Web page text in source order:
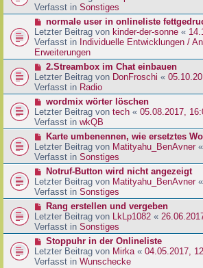
a
g
e
i
r
a
g
u
e
r
B
e
i
r
a
g
Verfasst in Sonstiges
N
e
u
e
r
B
e
i
r
a
g
normale user in onlineliste
Letzter Beitrag von kinder-der-sonne «
Verfasst in Individuelle Entwicklungen /
Erweiterungen
N
e
u
e
r
B
e
t
r
a
g
2.Streambox im Chat einbauen
Letzter Beitrag von DonFroschi «
Verfasst in Radio
N
e
u
e
r
B
e
t
r
a
g
wordmix wörter löschen
Letzter Beitrag von tech « 05.08.2017,
Verfasst in wkQB
N
e
u
e
r
B
e
t
r
a
g
Karte umbenennen, wie ersetztes
Letzter Beitrag von Matityahu_BenAvner «
Verfasst in Sonstiges
N
e
u
e
r
B
e
t
r
Notruf-Button wird nicht angezeigt
Letzter Beitrag von Matityahu_BenAvner«
Verfasst in Sonstiges
N
e
u
e
r
B
Rang erstellen und vergeben
Letzter Beitrag von LkLp1082 «
Verfasst in Sonstiges
N
e
u
Stoppuhr in der Onlineliste
Letzter Beitrag von Mirka« 04.05.2017,
Verfasst in Wunschecke